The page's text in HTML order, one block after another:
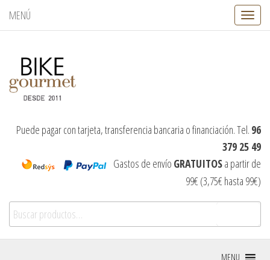
MENÚ
C
a
e
g
a
i
Puede pagar con tarjeta, transferencia bancaria o financiación. Tel. 96
379 25 49
Gastos de envío GRATUITOSa partir de
99€ (3,75€ hasta 99€)
MENU